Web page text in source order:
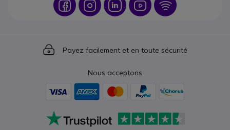
Icon IconIcon Icon Icon
Icon
Payez facilement et en toute sécurité
Nous acceptons